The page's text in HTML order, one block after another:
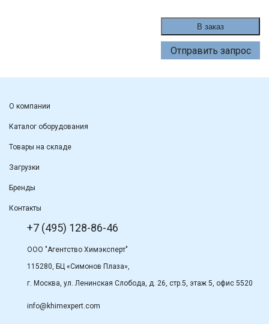
В заказ
Отправить запрос
О компании
Каталог оборудования
Товары на складе
Загрузки
Бренды
Контакты
+7 (495) 128-86-46
ООО "Агентство Химэксперт"
115280, БЦ «Симонов Плаза»,
г. Москва, ул. Ленинская Слобода, д. 26, стр.5, этаж 5, офис 5520
info@khimexpert.com